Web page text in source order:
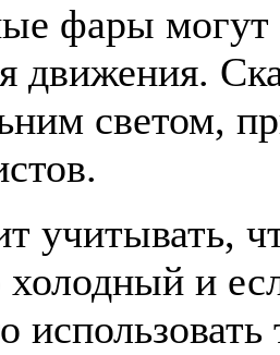
фары могут
движения.
светом,
учитывать,
холодный и